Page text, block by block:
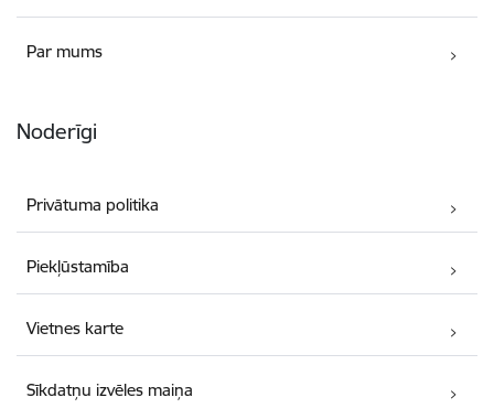
Par mums
Noderīgi
Privātuma politika
Piekļūstamība
Vietnes karte
Sīkdatņu izvēles maiņa